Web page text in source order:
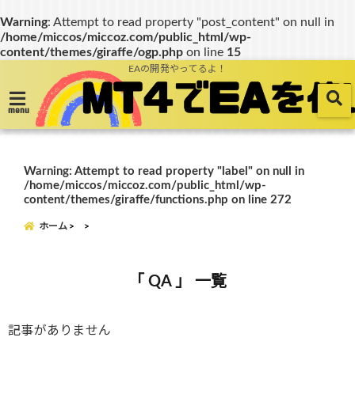
Warning: Attempt to read property "post_content" on null in
/home/miccos/miccoz.com/public_html/wp-
content/themes/giraffe/ogp.php on line 15
EAの開発やってるよ！
menu
Warning: Attempt to read property "label" on null in
/home/miccos/miccoz.com/public_html/wp-
content/themes/giraffe/functions.php on line 272
ホーム
「 QA 」 一覧
記事がありません